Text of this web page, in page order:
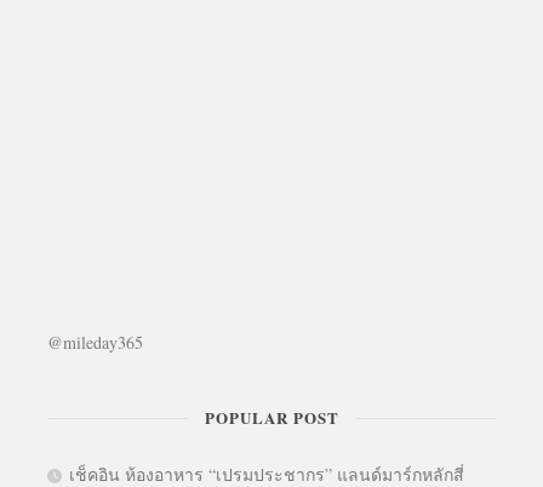
@mileday365
POPULAR POST
เช็คอิน ห้องอาหาร “เปรมประชากร” แลนด์มาร์กหลักสี่